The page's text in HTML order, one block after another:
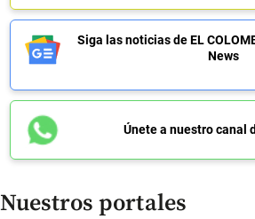
Siga las noticias de EL
News
Únete a nuestro canal
Nuestros portales